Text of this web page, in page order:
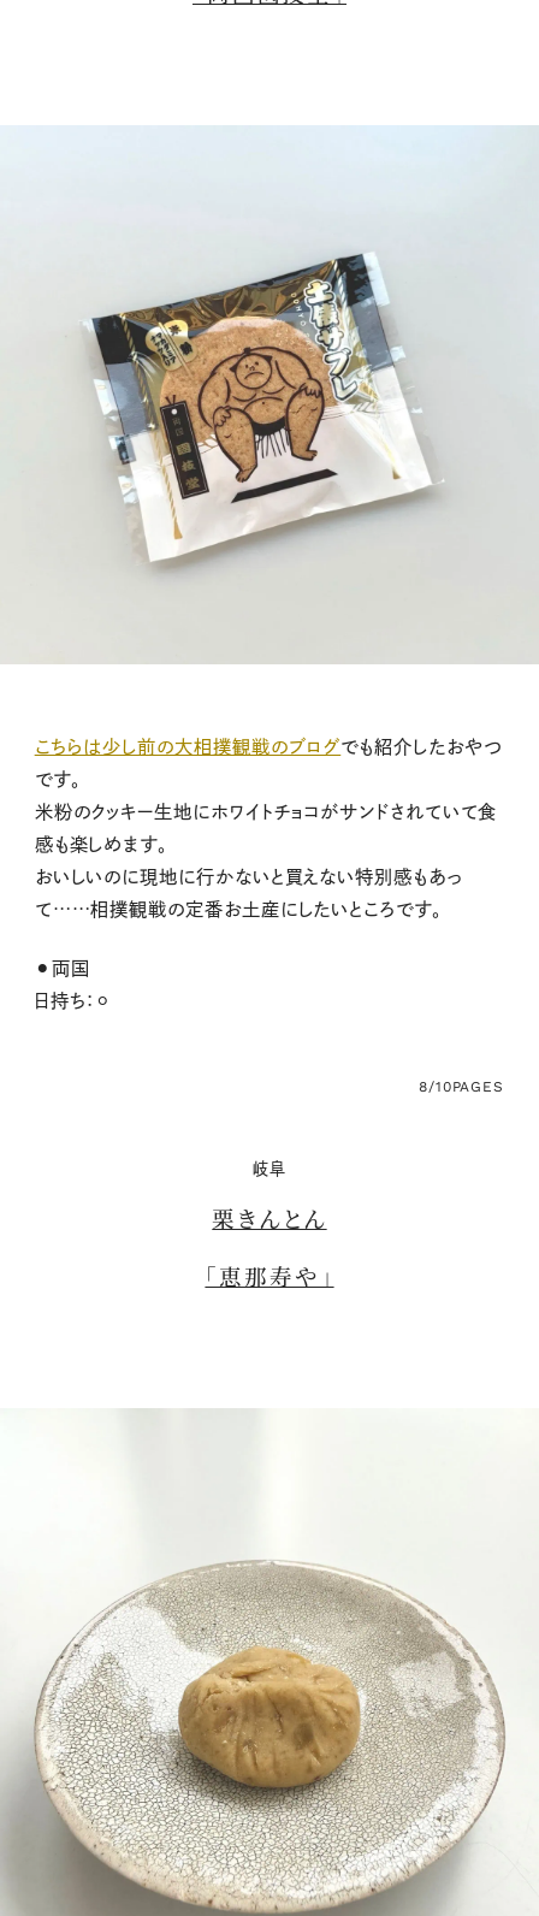
こちらは少し前の大相撲観戦のブログでも紹介したおやつ
です。
米粉のクッキー生地にホワイトチョコがサンドされていて食
感も楽しめます。
おいしいのに現地に行かないと買えない特別感もあっ
て……相撲観戦の定番お土産にしたいところです。
⚫︎ 両国
日持ち：⚪︎
8/10PAGES
岐阜
栗きんとん
「恵那寿や」